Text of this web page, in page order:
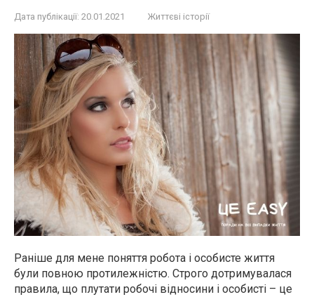
Дата публікації: 20.01.2021 Життєві історії
Раніше для мене поняття робота і особисте життя
були повною протилежністю. Строго дотримувалася
правила, що плутати робочі відносини і особисті – це